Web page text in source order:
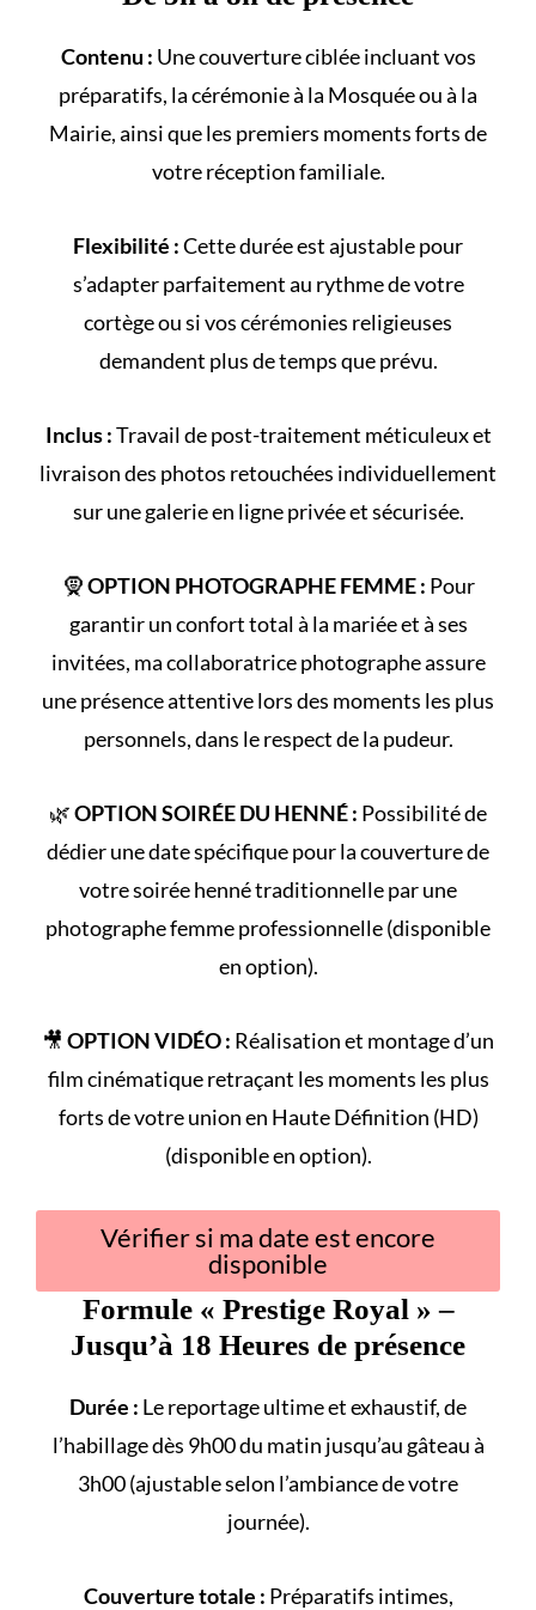
Contenu : Une couverture ciblée incluant vos
préparatifs, la cérémonie à la Mosquéeou à la
Mairie, ainsi que les premiers moments forts de
votreréception familiale.
Flexibilité :Cette durée est ajustable pour
s’adapter parfaitement au rythme de votre
cortègeou si vos cérémonies religieuses
demandent plus de temps que prévu.
Inclus :Travail de post-traitement méticuleux et
livraison des photos retouchées individuellement
sur une galerie en ligne privée et sécurisée.
🧕OPTION PHOTOGRAPHE FEMME : Pour
garantir un confort total à la mariée et à ses
invitées, ma collaboratrice photographe assure
une présence attentive lors des moments les plus
personnels, dans le respect de la pudeur.
🌿OPTION SOIRÉE DU HENNÉ : Possibilité de
dédier une date spécifique pour la couverture de
votresoirée hennétraditionnelle par une
photographe femme professionnelle (disponible
en option).
🎥 OPTION VIDÉO : Réalisation et montage d’un
film cinématique retraçant les moments les plus
fortsde votre union en Haute Définition (HD)
(disponible en option).
Vérifier si ma date est encore
disponible
Formule « Prestige Royal » –
Jusqu’à 18 Heures de présence
Durée : Le reportage ultime et exhaustif, de
l’habillage dès 9h00 du matin jusqu’au gâteau à
3h00 (ajustable selon l’ambiance de votre
journée).
Couverture totale : Préparatifs intimes,